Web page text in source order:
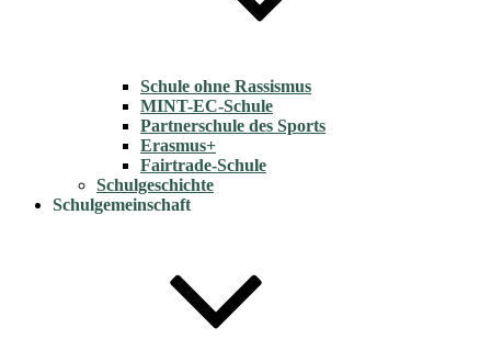
Schule ohne Rassismus
MINT-EC-Schule
Partnerschule des Sports
Erasmus+
Fairtrade-Schule
Schulgeschichte
Schulgemeinschaft